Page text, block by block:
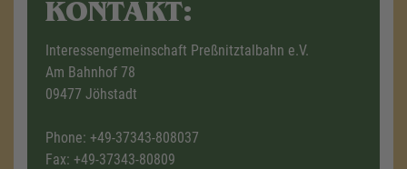
KONTAKT:
Interessengemeinschaft Preßnitztalbahn e.V.
Am Bahnhof 78
09477 Jöhstadt
Phone: +49-37343-808037
Fax: +49-37343-80809